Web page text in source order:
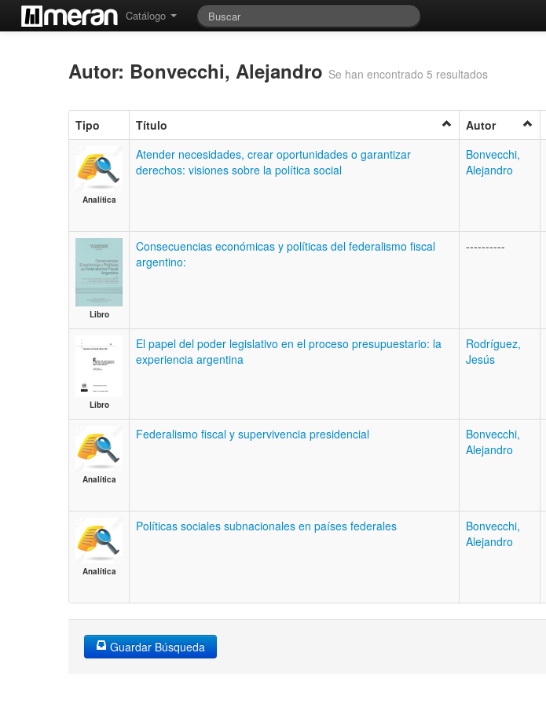
Catálogo
Autor: Bonvecchi, Alejandro Se han encontrado 5 resultados
Tipo Título Autor
Analítica
Atender necesidades, crear oportunidades o garantizar
derechos: visiones sobre la política social
Bonvecchi,
Alejandro
Libro
Consecuencias económicas y políticas del federalismo fiscal
argentino:
----------
Libro
El papel del poder legislativo en el proceso presupuestario: la
experiencia argentina
Rodríguez,
Jesús
Analítica
Federalismo fiscal y supervivencia presidencial
Bonvecchi,
Alejandro
Analítica
Políticas sociales subnacionales en países federales
Bonvecchi,
Alejandro
Guardar Búsqueda